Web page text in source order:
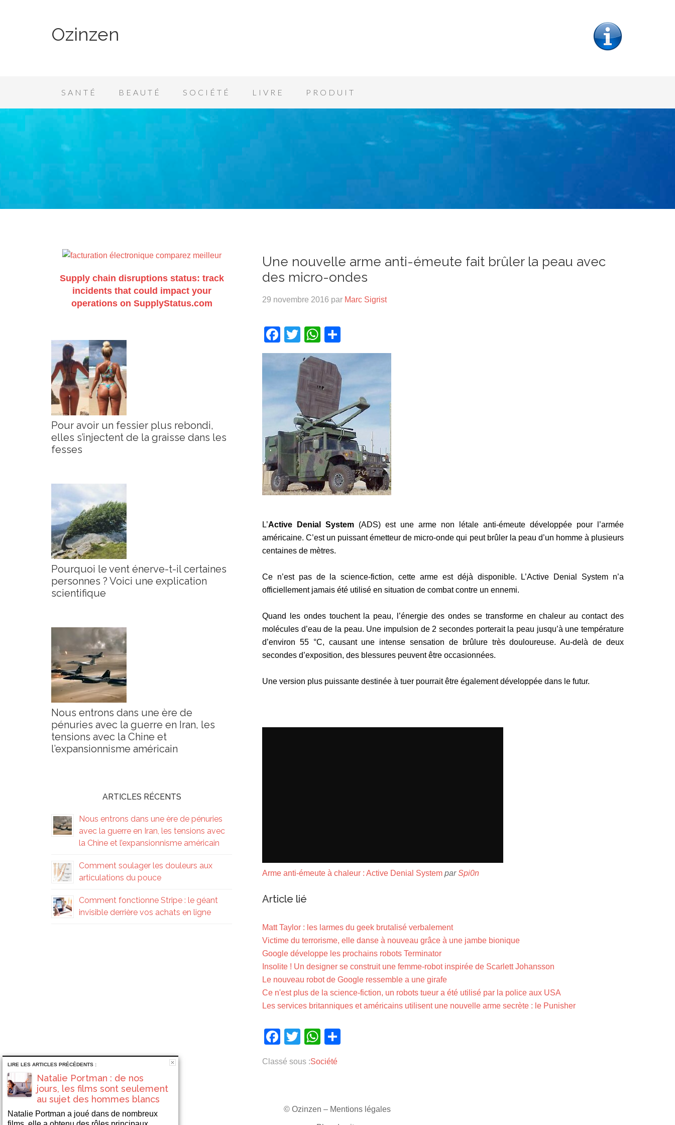
Ozinzen
SANTÉ BEAUTÉ SOCIÉTÉ LIVRE PRODUIT
Une nouvelle arme anti-émeute fait brûler la peau avec
des micro-ondes
29 novembre 2016 par Marc Sigrist
Facebook
TwitterWhatsApp
L’Active Denial System (ADS) est une arme non létale anti-émeute développée pour l’armée
américaine. C’est un puissant émetteur de micro-onde qui peut brûler la peau d’un homme à plusieurs
centaines de mètres.
Ce n’est pas de la science-fiction, cette arme est déjà disponible. L’Active Denial System n’a
officiellement jamais été utilisé en situation de combat contre un ennemi.
Quand les ondes touchent la peau, l’énergie des ondes se transforme en chaleur au contact des
molécules d’eau de la peau. Une impulsion de 2 secondes porterait la peau jusqu’à une température
d’environ 55 °C, causant une intense sensation de brûlure très douloureuse. Au-delà de deux
secondes d’exposition, des blessures peuvent être occasionnées.
Une version plus puissante destinée à tuer pourrait être également développée dans le futur.
Arme anti-émeute à chaleur : Active Denial System parSpi0n
Article lié
Matt Taylor : les larmes du geek brutalisé verbalement
Victime du terrorisme, elle danse à nouveau grâce à une jambe bionique
Google développe les prochains robots Terminator
Insolite ! Un designer se construit une femme-robot inspirée de Scarlett Johansson
Le nouveau robot de Google ressemble a une girafe
Ce n'est plus de la science-fiction, un robots tueur a été utilisé par la police aux USA
Les services britanniques et américains utilisent une nouvelle arme secrète : le Punisher
Facebook
TwitterWhatsApp
Classé sous :Société
Supply chain disruptions status: track
incidents that could impact your
operations on SupplyStatus.com
Pour avoir un fessier plus rebondi,
elles s’injectent de la graisse dans les
fesses
Pourquoi le vent énerve-t-il certaines
personnes ? Voici une explication
scientifique
Nous entrons dans une ère de
pénuries avec la guerre en Iran, les
tensions avec la Chine et
l’expansionnisme américain
ARTICLES RÉCENTS
Nous entrons dans une ère de pénuries
avec la guerre en Iran, les tensions avec
la Chine et l’expansionnisme américain
Comment soulager les douleurs aux
articulations du pouce
Comment fonctionne Stripe : le géant
invisible derrière vos achats en ligne
© Ozinzen – Mentions légales
LIRE LES ARTICLES PRÉCÉDENTS :
Natalie Portman : de nos
jours, les films sont seulement
au sujet des hommes blancs
Natalie Portman a joué dans de nombreux